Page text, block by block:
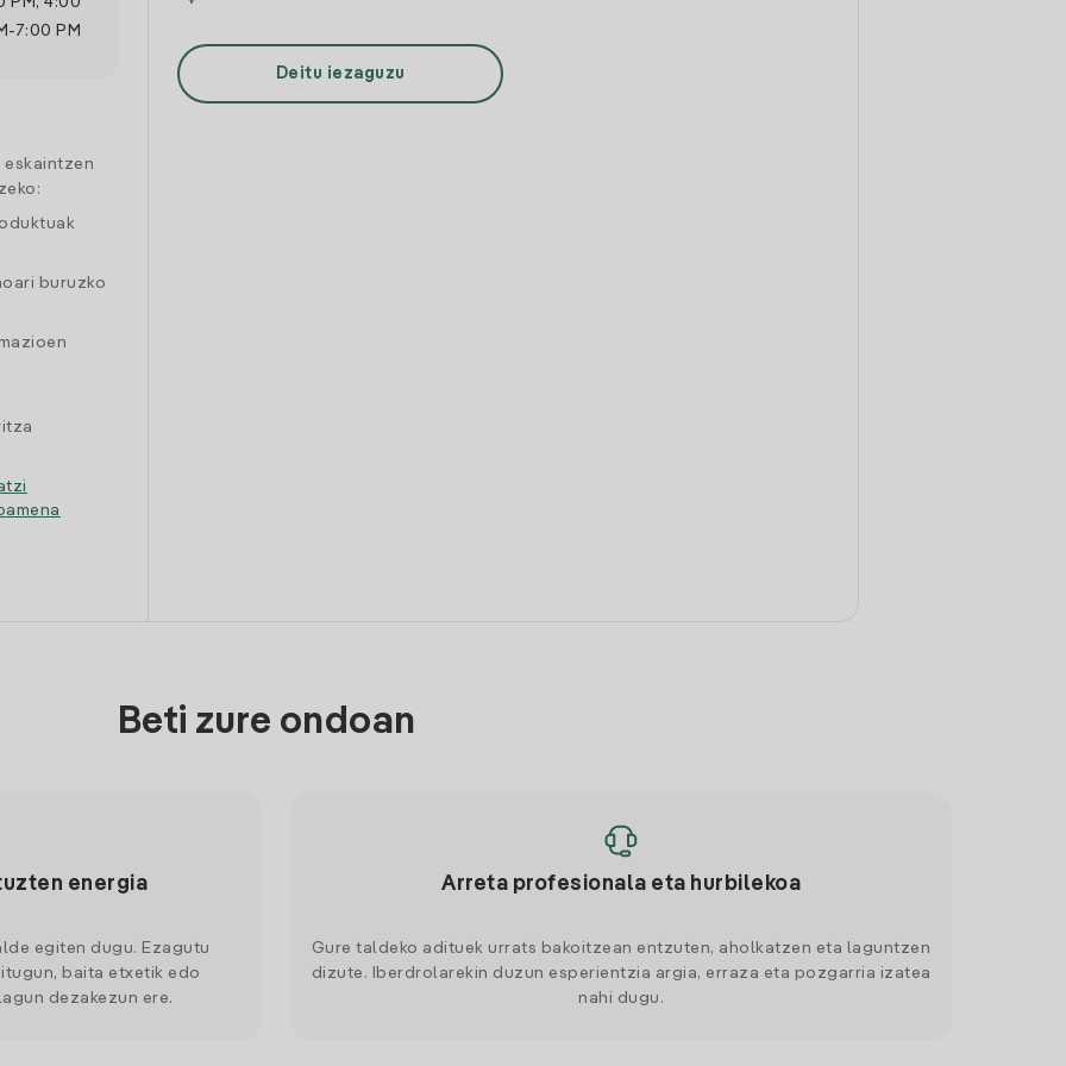
-7:00 PM
buruzko
Deitu iezaguzu
Beti zure ondoan
energia
egiten dugu. Ezagutu
baita etxetik edo
dezakezun ere.
Arreta profesionala eta hurbilekoa
Gure taldeko adituek urrats bakoitzean entzuten, aholkatzen eta laguntzen
dizute. Iberdrolarekin duzun esperientzia argia, erraza eta pozgarria izatea
nahi dugu.